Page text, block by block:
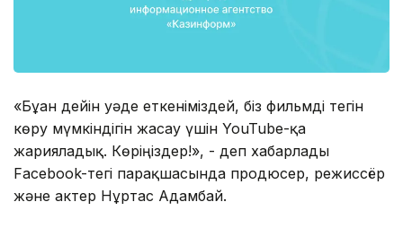
«Бұған дейін уәде еткеніміздей, біз фильмді тегін
көру мүмкіндігін жасау үшін YouTube-қа
жарияладық. Көріңіздер!», - деп хабарлады
Facebook-тегі парақшасында продюсер, режиссёр
және актер Нұртас Адамбай.